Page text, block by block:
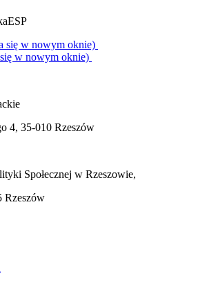
się w nowym oknie)
w nowym oknie)
4, 35-010 Rzeszów
Społecznej w Rzeszowie,
Rzeszów